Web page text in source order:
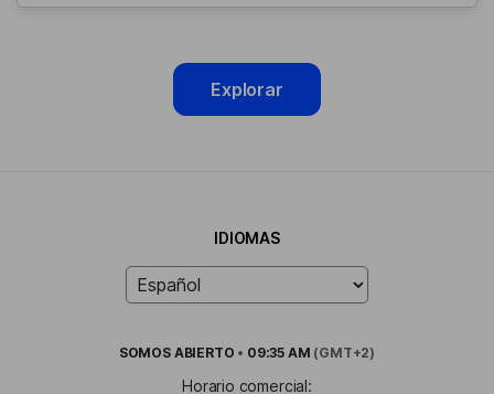
Explorar
IDIOMAS
SOMOS ABIERTO • 09:35 AM (GMT+2)
Horario comercial: